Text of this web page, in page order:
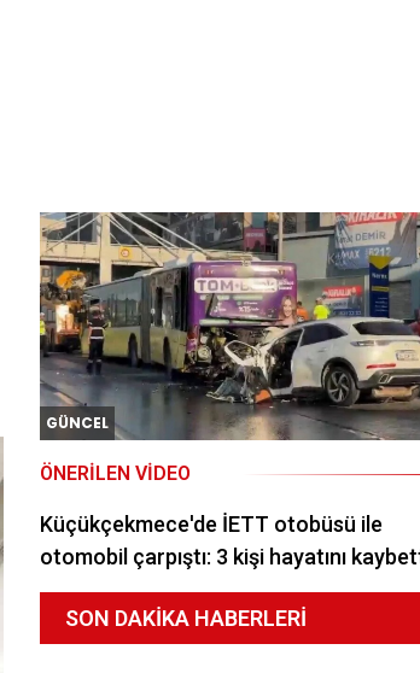
GÜNCEL
ÖNERILEN VIDEO
Küçükçekmece'de İETT otobüsü ile
otomobil çarpıştı: 3 kişi hayatını
SON DAKIKA HABERLERI